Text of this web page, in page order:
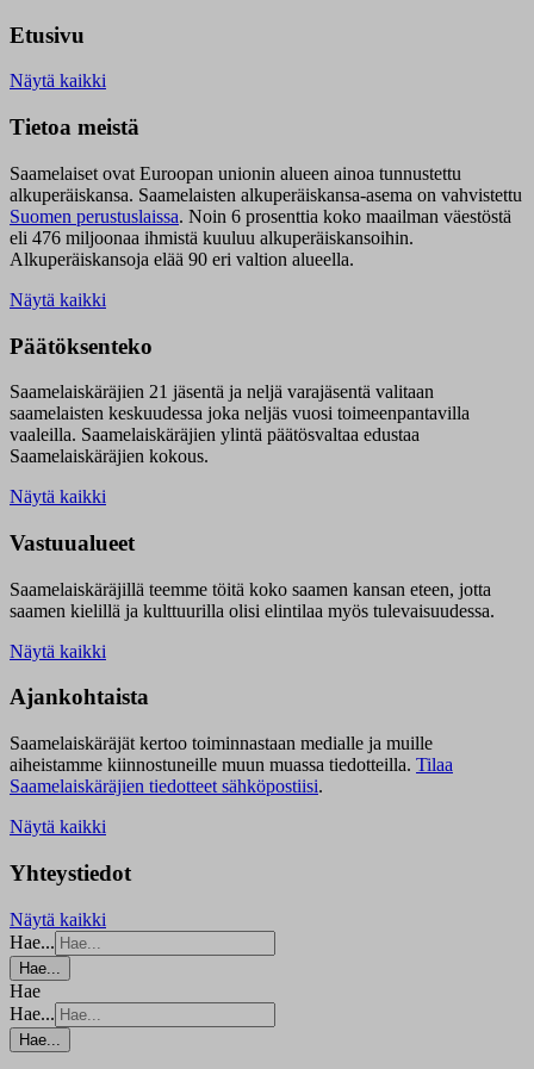
Etusivu
Näytä kaikki
Tietoa meistä
Saamelaiset ovat Euroopan unionin alueen ainoa tunnustettu
alkuperäiskansa. Saamelaisten alkuperäiskansa-asema on vahvistettu
Suomen perustuslaissa. Noin 6 prosenttia koko maailman väestöstä
eli 476 miljoonaa ihmistä kuuluu alkuperäiskansoihin.
Alkuperäiskansoja elää 90 eri valtion alueella.
Näytä kaikki
Päätöksenteko
Saamelaiskäräjien 21 jäsentä ja neljä varajäsentä valitaan
saamelaisten keskuudessa joka neljäs vuosi toimeenpantavilla
vaaleilla. Saamelaiskäräjien ylintä päätösvaltaa edustaa
Saamelaiskäräjien kokous.
Näytä kaikki
Vastuualueet
Saamelaiskäräjillä teemme töitä koko saamen kansan eteen, jotta
saamen kielillä ja kulttuurilla olisi elintilaa myös tulevaisuudessa.
Näytä kaikki
Ajankohtaista
Saamelaiskäräjät kertoo toiminnastaan medialle ja muille
aiheistamme kiinnostuneille muun muassa tiedotteilla. Tilaa
Saamelaiskäräjien tiedotteet sähköpostiisi.
Näytä kaikki
Yhteystiedot
Näytä kaikki
Hae...
Hae...
Hae
Hae...
Hae...